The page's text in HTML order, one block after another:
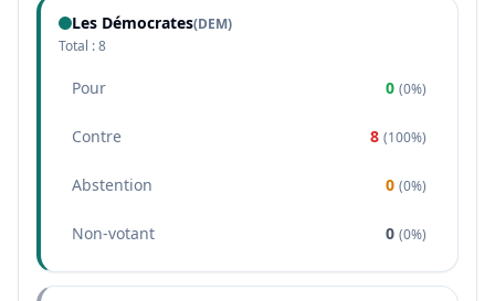
Les Démocrates(DEM)
Total :8
Pour 0 (0%)
Contre 8 (100%)
Abstention 0 (0%)
Non-votant 0 (0%)